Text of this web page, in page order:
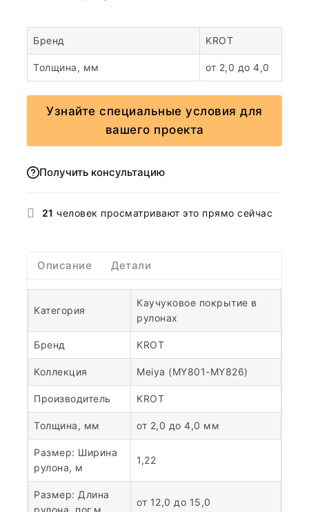
Бренд KROT
Толщина, мм от 2,0 до 4,0
Узнайте специальные условия для
вашего проекта
Получить консультацию
21 человек просматривают это прямо сейчас
Описание Детали
Категория
Каучуковое покрытие в
рулонах
Бренд KROT
Коллекция Meiya (MY801-MY826)
Производитель KROT
Толщина, мм от 2,0 до 4,0 мм
Размер: Ширина
рулона, м
1,22
Размер: Длина
рулона, пог.м
от 12,0 до 15,0